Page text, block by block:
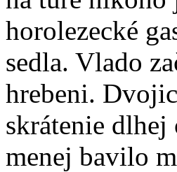
horolezecké
sedla. Vlado
hrebeni.
skrátenie
menej bavilo